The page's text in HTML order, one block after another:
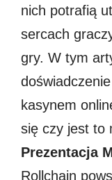
nich potrafią
sercach
gry. W tym
doświadczenie
kasynem
się czy jest to
Prezentacja
Rollchain